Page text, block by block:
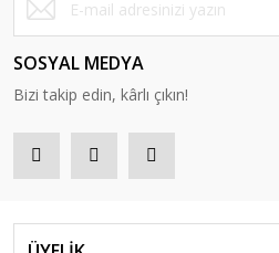
SOSYAL MEDYA
Bizi takip edin, kârlı çıkın!